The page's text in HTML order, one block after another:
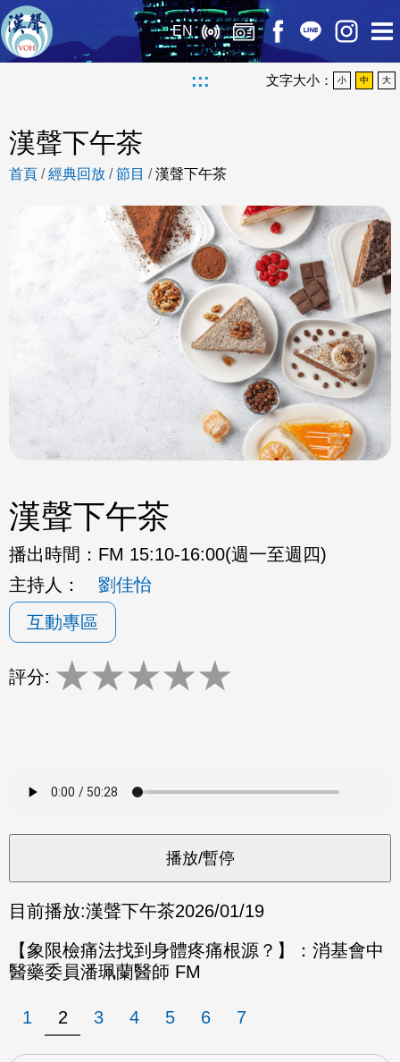
EN
::: 文字大小： 小 中 大
漢聲下午茶
首頁 /經典回放 /節目 /漢聲下午茶
漢聲下午茶
播出時間： FM 15:10-16:00(週一至週四)
主持人：
劉佳怡
互動專區
評分: ★★★★★
目前播放:漢聲下午茶2026/01/19
【象限檢痛法找到身體疼痛根源？】：消基會中
醫藥委員潘珮蘭醫師 FM
1 2 3 4 5 6 7